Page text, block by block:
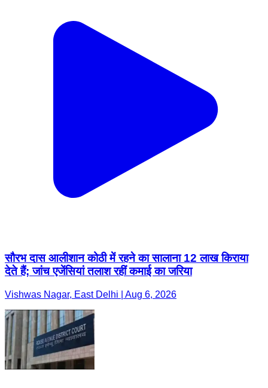
सौरभ दास आलीशान कोठी में रहने का सालाना 12 लाख किराया
देते हैं; जांच एजेंसियां तलाश रहीं कमाई का जरिया
Vishwas Nagar, East Delhi | Aug 6, 2026